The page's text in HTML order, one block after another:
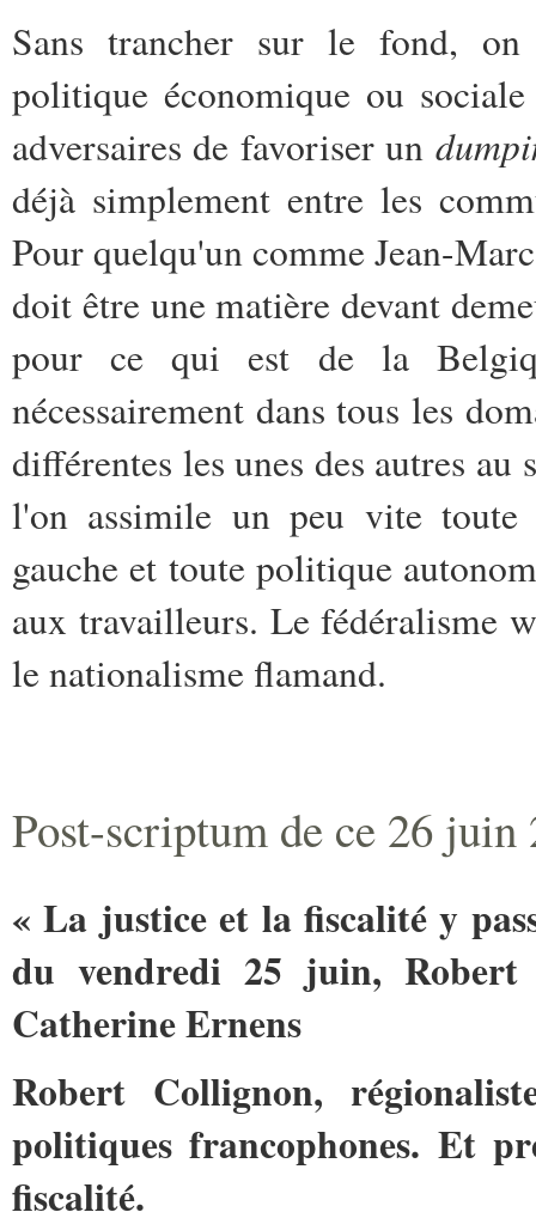
Sans trancher sur le fond,
politique économique ou
adversaires de favoriser un
déjà simplement entre les
Pour quelqu'un comme Jean-
doit être une matière devant
pour ce qui est de la
nécessairement dans tous les
différentes les unes des autres
l'on assimile un peu vite
gauche et toute politique
aux travailleurs. Le fédéralisme
le nationalisme flamand.
Post-scriptum de ce 26 juin
« La justice et la fiscalité y
du vendredi 25 juin, Robert
Catherine Ernens
Robert Collignon,
politiques francophones. Et
fiscalité.